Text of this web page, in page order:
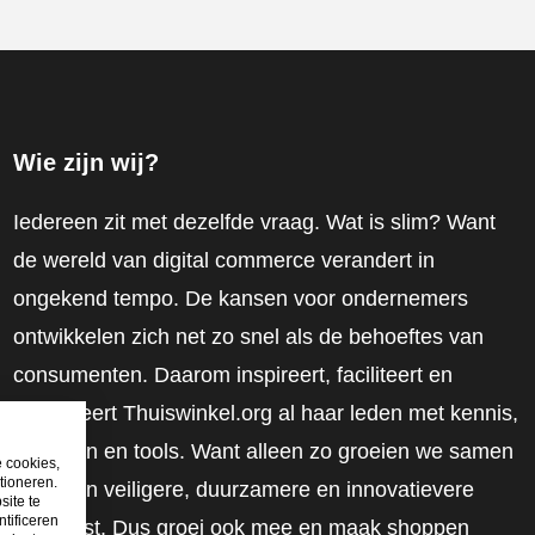
Wie zijn wij?
Iedereen zit met dezelfde vraag. Wat is slim? Want
de wereld van digital commerce verandert in
ongekend tempo. De kansen voor ondernemers
ontwikkelen zich net zo snel als de behoeftes van
consumenten. Daarom inspireert, faciliteert en
mobiliseert Thuiswinkel.org al haar leden met kennis,
inzichten en tools. Want alleen zo groeien we samen
naar een veiligere, duurzamere en innovatievere
toekomst. Dus groei ook mee en maak shoppen
cookies,
te